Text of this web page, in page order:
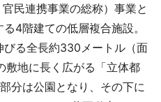
民連携事業の総称）事業と
4階建ての低層複合施設。
びる全長約330メートル（面
敷地に長く広がる「立体都
分は公園となり、その下に